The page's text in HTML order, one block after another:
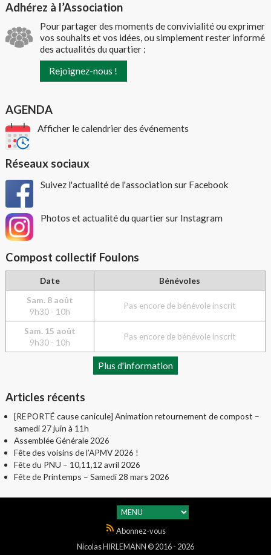
Adhérez à l’Association
Pour partager des moments de convivialité ou exprimer
vos souhaits et vos idées, ou simplement rester informé
des actualités du quartier :
Rejoignez-nous !
AGENDA
Afficher le calendrier des événements
Réseaux sociaux
Suivez l'actualité de l'association sur Facebook
Photos et actualité du quartier sur Instagram
Compost collectif Foulons
Date
Bénévoles
Sam. 8 août
9h30 - 10h
Pas encore de bénévole inscrit
Sam. 15 août
9h30 - 10h
Pas encore de bénévole inscrit
Plus d'information
Articles récents
[REPORTÉ cause canicule] Animation retournement de compost –
samedi 27 juin à 11h
Assemblée Générale 2026
Fête des voisins de l’APMV 2026 !
Fête du PNU – 10,11,12 avril 2026
Fête de Printemps – Samedi 28 mars 2026
Abonnez-vous
Nicolas HIRLEMANN © 2016 - 2026